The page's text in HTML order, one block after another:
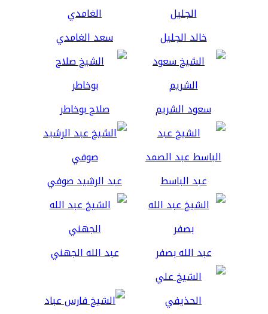
خالد الجليل سعد الغامدي
سعود الشريم صلاح بوخاطر
عبد الباسط عبد الرشيد صوفي
عبد الله بصفر عبد الله الجهني